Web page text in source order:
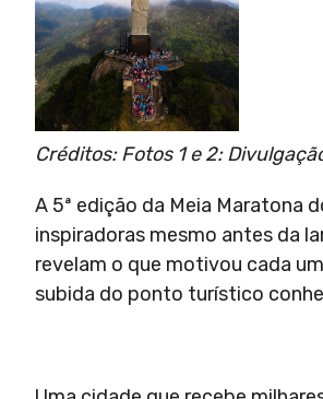
Créditos: Fotos 1 e 2:
A 5ª edição da Meia Maratona
inspiradoras mesmo antes da
revelam o que motivou cada
subida do ponto turístico